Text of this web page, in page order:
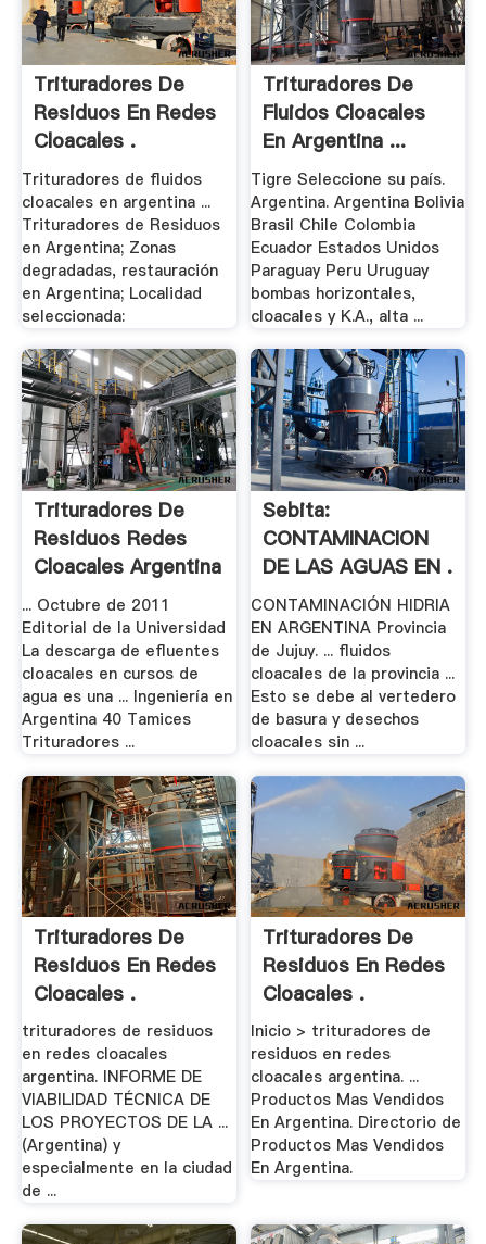
Trituradores De
Residuos En Redes
Cloacales .
Trituradores de fluidos
cloacales en argentina ...
Trituradores de Residuos
en Argentina; Zonas
degradadas, restauración
en Argentina; Localidad
seleccionada:
Trituradores De
Fluidos Cloacales
En Argentina ...
Tigre Seleccione su país.
Argentina. Argentina Bolivia
Brasil Chile Colombia
Ecuador Estados Unidos
Paraguay Peru Uruguay
bombas horizontales,
cloacales y K.A., alta ...
Trituradores De
Residuos Redes
Cloacales Argentina
.
... Octubre de 2011
Editorial de la Universidad
La descarga de efluentes
cloacales en cursos de
agua es una ... Ingeniería en
Argentina 40 Tamices
Trituradores ...
Sebita:
CONTAMINACION
DE LAS AGUAS EN .
CONTAMINACIÓN HIDRIA
EN ARGENTINA Provincia
de Jujuy. ... fluidos
cloacales de la provincia ...
Esto se debe al vertedero
de basura y desechos
cloacales sin ...
Trituradores De
Residuos En Redes
Cloacales .
trituradores de residuos
en redes cloacales
argentina. INFORME DE
VIABILIDAD TÉCNICA DE
LOS PROYECTOS DE LA ...
(Argentina) y
especialmente en la ciudad
de ...
Trituradores De
Residuos En Redes
Cloacales .
Inicio > trituradores de
residuos en redes
cloacales argentina. ...
Productos Mas Vendidos
En Argentina. Directorio de
Productos Mas Vendidos
En Argentina.